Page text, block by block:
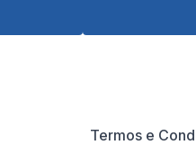
Termos e